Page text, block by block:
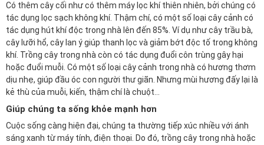
Có thêm cây cối như có thêm máy lọc khí thiên nhiên, bởi chúng có
tác dụng lọc sạch không khí. Thậm chí, có một số loại cây cảnh có
tác dụng hút khí độc trong nhà lên đến 85%. Ví dụ như cây trầu bà,
cây lưỡi hổ, cây lan ý giúp thanh lọc và giảm bớt độc tố trong không
khí. Trồng cây trong nhà còn có tác dụng đuổi côn trùng gây hại
hoặc đuổi muỗi. Có một số loại cây cảnh trong nhà có hương thơm
dịu nhẹ, giúp đầu óc con người thư giãn. Nhưng mùi hương đấy lại là
kẻ thù của muỗi, kiến, thậm chí là chuột…
Giúp chúng ta sống khỏe mạnh hơn
Cuộc sống càng hiện đại, chúng ta thường tiếp xúc nhiều với ánh
sáng xanh từ máy tính, điện thoại. Do đó, trồng cây trong nhà hoặc